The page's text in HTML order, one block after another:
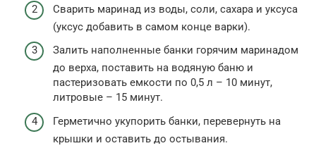
Сварить маринад из воды, соли, сахара и уксуса
(уксус добавить в самом конце варки).
Залить наполненные банки горячим маринадом
до верха, поставить на водяную баню и
пастеризовать емкости по 0,5 л – 10 минут,
литровые – 15 минут.
Герметично укупорить банки, перевернуть на
крышки и оставить до остывания.